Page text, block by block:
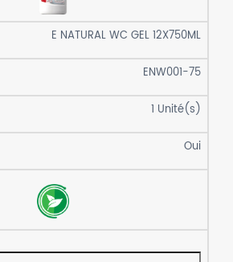
E NATURAL WC GEL 12X750ML
ENW001-75
1 Unité(s)
Oui